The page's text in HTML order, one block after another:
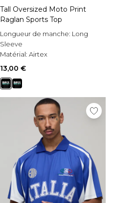
Tall Oversized Moto Print
Raglan Sports Top
Longueur de manche: Long
Sleeve
Matérial: Airtex
Style:
Sports Top
13,00 €